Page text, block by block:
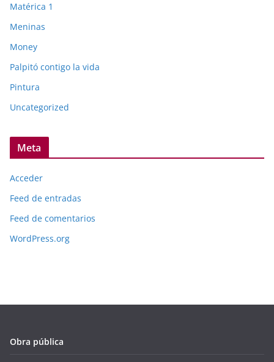
Matérica 1
Meninas
Money
Palpitó contigo la vida
Pintura
Uncategorized
Meta
Acceder
Feed de entradas
Feed de comentarios
WordPress.org
Obra pública